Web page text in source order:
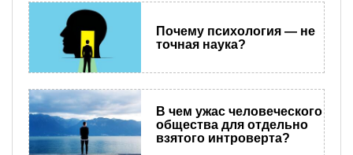
Почему психология — не
точная наука?
В чем ужас человеческого
общества для отдельно
взятого интроверта?